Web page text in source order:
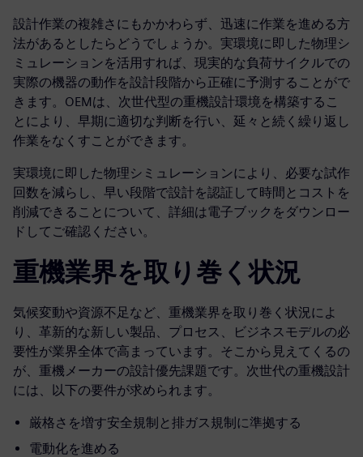
設計作業の複雑さにもかかわらず、迅速に作業を進める方
法があるとしたらどうでしょうか。実環境に即した物理シ
ミュレーションを活用すれば、現実的な負荷サイクルでの
実際の機器の動作を設計段階から正確に予測することがで
きます。OEMは、次世代型の重機設計環境を構築するこ
とにより、早期に適切な判断を行い、延々と続く繰り返し
作業をなくすことができます。
実環境に即した物理シミュレーションにより、必要な試作
回数を減らし、早い段階で設計を認証して時間とコストを
削減できることについて、詳細は電子ブックをダウンロー
ドしてご確認ください。
重機業界を取り巻く状況
気候変動や資源不足など、重機業界を取り巻く状況によ
り、革新的な新しい製品、プロセス、ビジネスモデルの必
要性が業界全体で高まっています。そこから見えてくるの
が、重機メーカーの設計優先課題です。次世代の重機設計
には、以下の要件が求められます。
厳格さを増す安全規制と排ガス規制に準拠する
電動化を進める